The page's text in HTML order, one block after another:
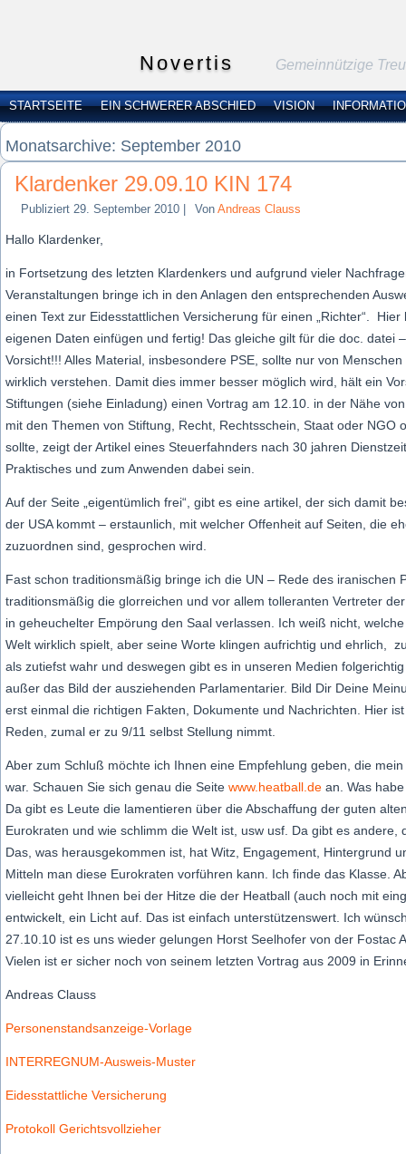
Novertis Gemeinnützige
STARTSEITE EIN SCHWERER ABSCHIED VISION
Monatsarchive: September 2010
Klardenker 29.09.10 KIN 174
Publiziert 29. September 2010 Von Andreas Clauss
Hallo Klardenker,
in Fortsetzung des letzten Klardenkers und aufgrund vieler
Veranstaltungen bringe ich in den Anlagen den entsprechenden
einen Text zur Eidesstattlichen Versicherung für einen „Richter“.
eigenen Daten einfügen und fertig! Das gleiche gilt für die doc. datei
Vorsicht!!! Alles Material, insbesondere PSE, sollte nur von
wirklich verstehen. Damit dies immer besser möglich wird, hält ein
Stiftungen (siehe Einladung) einen Vortrag am 12.10. in der Nähe
mit den Themen von Stiftung, Recht, Rechtsschein, Staat oder NGO
sollte, zeigt der Artikel eines Steuerfahnders nach 30 jahren
Praktisches und zum Anwenden dabei sein.
Auf der Seite „eigentümlich frei“, gibt es eine artikel, der sich damit
der USA kommt – erstaunlich, mit welcher Offenheit auf Seiten, die
zuzuordnen sind, gesprochen wird.
Fast schon traditionsmäßig bringe ich die UN – Rede des iranischen
traditionsmäßig die glorreichen und vor allem tolleranten Vertreter
in geheuchelter Empörung den Saal verlassen. Ich weiß nicht,
Welt wirklich spielt, aber seine Worte klingen aufrichtig und ehrlich,
als zutiefst wahr und deswegen gibt es in unseren Medien
außer das Bild der ausziehenden Parlamentarier. Bild Dir Deine
erst einmal die richtigen Fakten, Dokumente und Nachrichten. Hier
Reden, zumal er zu 9/11 selbst Stellung nimmt.
Aber zum Schluß möchte ich Ihnen eine Empfehlung geben, die
war. Schauen Sie sich genau die Seite www.heatball.de an. Was
Da gibt es Leute die lamentieren über die Abschaffung der guten
Eurokraten und wie schlimm die Welt ist, usw usf. Da gibt es andere,
Das, was herausgekommen ist, hat Witz, Engagement, Hintergrund
Mitteln man diese Eurokraten vorführen kann. Ich finde das Klasse.
vielleicht geht Ihnen bei der Hitze die der Heatball (auch noch mit
entwickelt, ein Licht auf. Das ist einfach unterstützenswert. Ich
27.10.10 ist es uns wieder gelungen Horst Seelhofer von der Fostac
Vielen ist er sicher noch von seinem letzten Vortrag aus 2009 in
Andreas Clauss
Personenstandsanzeige-Vorlage
INTERREGNUM-Ausweis-Muster
Eidesstattliche Versicherung
Protokoll Gerichtsvollzieher